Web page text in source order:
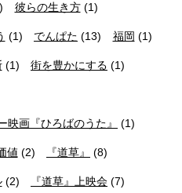
彼らの生き方(1)
(1) でんぱた (13) 福岡 (1)
(1) 街を豊かにする (1)
画『ひろばのうた』 (1)
値 (2) 『道草』 (8)
(2) 『道草』上映会 (7)